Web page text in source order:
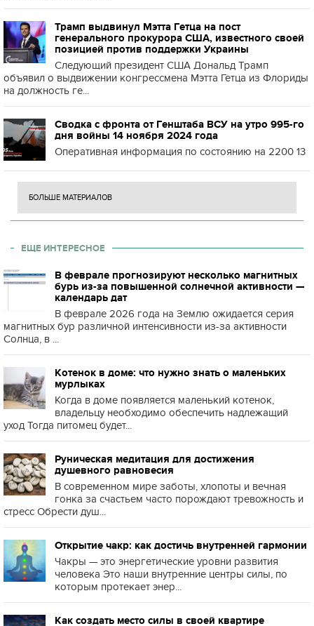
Трамп выдвинул Мэтта Гетца на пост
генерального прокурора США, известного своей
позицией против поддержки Украины
Следующий президент США Дональд Трамп
объявил о выдвижении конгрессмена Мэтта Гетца из Флориды
на должность ге...
Сводка с фронта от Генштаба ВСУ на утро 995-го
дня войны 14 ноября 2024 года
Оперативная информация по состоянию на 2200 13
БОЛЬШЕ МАТЕРИАЛОВ
ЕЩЕ ИНТЕРЕСНОЕ
В феврале прогнозируют несколько магнитных
бурь из-за повышенной солнечной активности —
календарь дат
В феврале 2026 года на Землю ожидается серия
магнитных бур различной интенсивности из-за активности
Солнца, в ...
Котенок в доме: что нужно знать о маленьких
мурлыках
Когда в доме появляется маленький котенок,
владельцу необходимо обеспечить надлежащий
уход Тогда питомец будет...
Руническая медитация для достижения
душевного равновесия
В современном мире заботы, хлопоты и вечная
гонка за счастьем часто порождают тревожность и
стресс Обрести душ...
Открытие чакр: как достичь внутренней гармонии
Чакры — это энергетические уровни развития
человека Это наши внутренние центры силы, по
которым протекает энер...
Как создать место силы в своей квартире